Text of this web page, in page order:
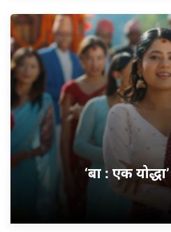
‘बा : एक